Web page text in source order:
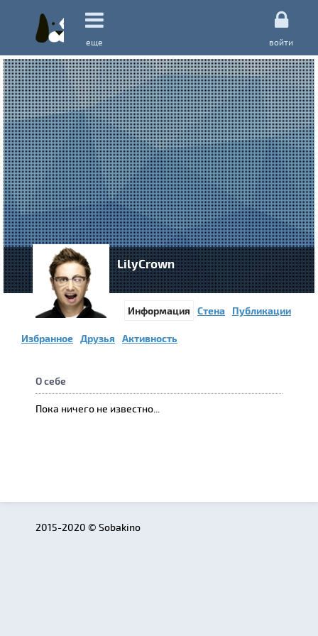
еще войти
LilyCrown
Информация Стена Публикации
Избранное Друзья Активность
О себе
Пока ничего не известно...
2015-2020 © Sobakino